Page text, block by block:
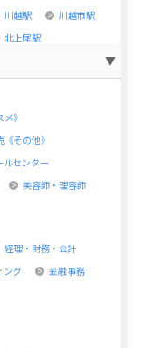
川越駅
川越市駅
北上尾駅
》
《その他》
ルセンター
美容師・理容師
経理・財務・会計
ング
金融事務